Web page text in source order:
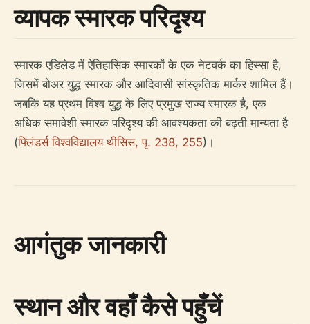
व्यापक स्मारक परिदृश्य
स्मारक एडिलेड में ऐतिहासिक स्मारकों के एक नेटवर्क का हिस्सा है,
जिसमें बोअर युद्ध स्मारक और आदिवासी सांस्कृतिक मार्कर शामिल हैं।
जबकि यह प्रथम विश्व युद्ध के लिए प्रमुख राज्य स्मारक है, एक
अधिक समावेशी स्मारक परिदृश्य की आवश्यकता की बढ़ती मान्यता है
(फ्लिंडर्स विश्वविद्यालय थीसिस, पृ. 238, 255)।
आगंतुक जानकारी
स्थान और वहाँ कैसे पहुँचें